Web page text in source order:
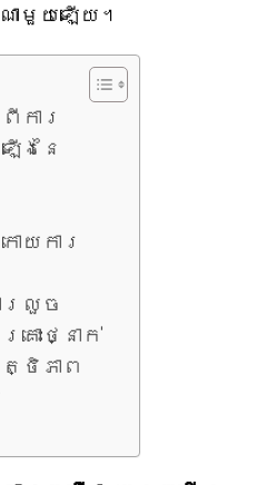
មួយឡើយ។
ការ
ងនៃ
ោយការ
រលួច
ោះថ្នាក់
ថិភាព